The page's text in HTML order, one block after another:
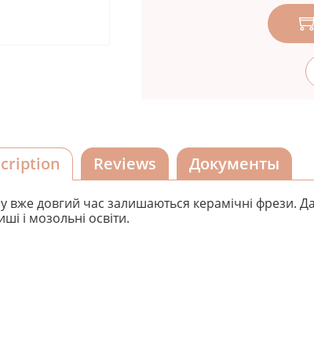
Reviews Документы
довгий час залишаються керамічні фрези.
і мозольні освіти.